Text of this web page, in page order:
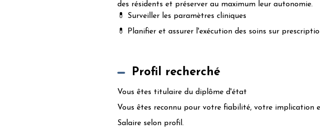
des résidents et préserver au maximum leur autonomie.
💊 Surveiller les paramètres cliniques
💊 Planifier et assurer l'exécution des soins sur
Profil recherché
Vous êtes titulaire du diplôme d'état
Vous êtes reconnu pour votre fiabilité, votre implication
Salaire selon profil.